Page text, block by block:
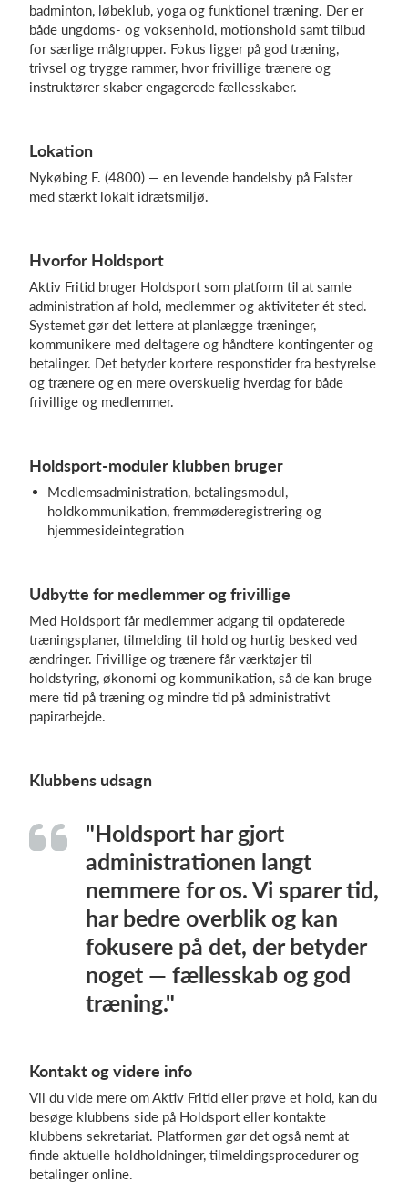
badminton, løbeklub, yoga og funktionel træning. Der er
både ungdoms- og voksenhold, motionshold samt tilbud
for særlige målgrupper. Fokus ligger på god træning,
trivsel og trygge rammer, hvor frivillige trænere og
instruktører skaber engagerede fællesskaber.
Lokation
Nykøbing F. (4800) — en levende handelsby på Falster
med stærkt lokalt idrætsmiljø.
Hvorfor Holdsport
Aktiv Fritid bruger Holdsport som platform til at samle
administration af hold, medlemmer og aktiviteter ét sted.
Systemet gør det lettere at planlægge træninger,
kommunikere med deltagere og håndtere kontingenter og
betalinger. Det betyder kortere responstider fra bestyrelse
og trænere og en mere overskuelig hverdag for både
frivillige og medlemmer.
Holdsport-moduler klubben bruger
Medlemsadministration, betalingsmodul,
holdkommunikation, fremmøderegistrering og
hjemmesideintegration
Udbytte for medlemmer og frivillige
Med Holdsport får medlemmer adgang til opdaterede
træningsplaner, tilmelding til hold og hurtig besked ved
ændringer. Frivillige og trænere får værktøjer til
holdstyring, økonomi og kommunikation, så de kan bruge
mere tid på træning og mindre tid på administrativt
papirarbejde.
Klubbens udsagn
"Holdsport har gjort
administrationen langt
nemmere for os. Vi sparer tid,
har bedre overblik og kan
fokusere på det, der betyder
noget — fællesskab og god
træning."
Kontakt og videre info
Vil du vide mere om Aktiv Fritid eller prøve et hold, kan du
besøge klubbens side på Holdsport eller kontakte
klubbens sekretariat. Platformen gør det også nemt at
finde aktuelle holdholdninger, tilmeldingsprocedurer og
betalinger online.